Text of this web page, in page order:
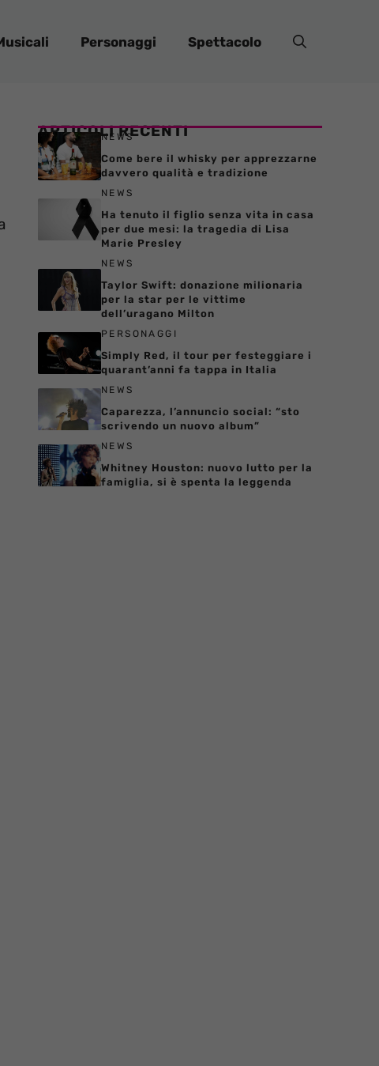
Personaggi Spettacolo
ARTICOLI RECENTI
NEWS
Come bere il whisky per apprezzarne
davvero qualità e tradizione
NEWS
Ha tenuto il figlio senza vita in casa
per due mesi: la tragedia di Lisa
Marie Presley
NEWS
Taylor Swift: donazione milionaria
per la star per le vittime
dell’uragano Milton
PERSONAGGI
Simply Red, il tour per festeggiare i
quarant’anni fa tappa in Italia
NEWS
Caparezza, l’annuncio social: “sto
scrivendo un nuovo album”
NEWS
Whitney Houston: nuovo lutto per la
famiglia, si è spenta la leggenda